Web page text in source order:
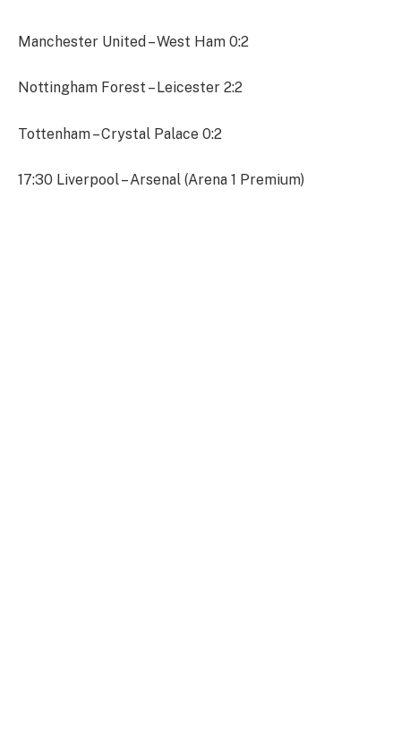
Manchester United – West Ham 0:2
Nottingham Forest – Leicester 2:2
Tottenham – Crystal Palace 0:2
17:30 Liverpool – Arsenal (Arena 1 Premium)